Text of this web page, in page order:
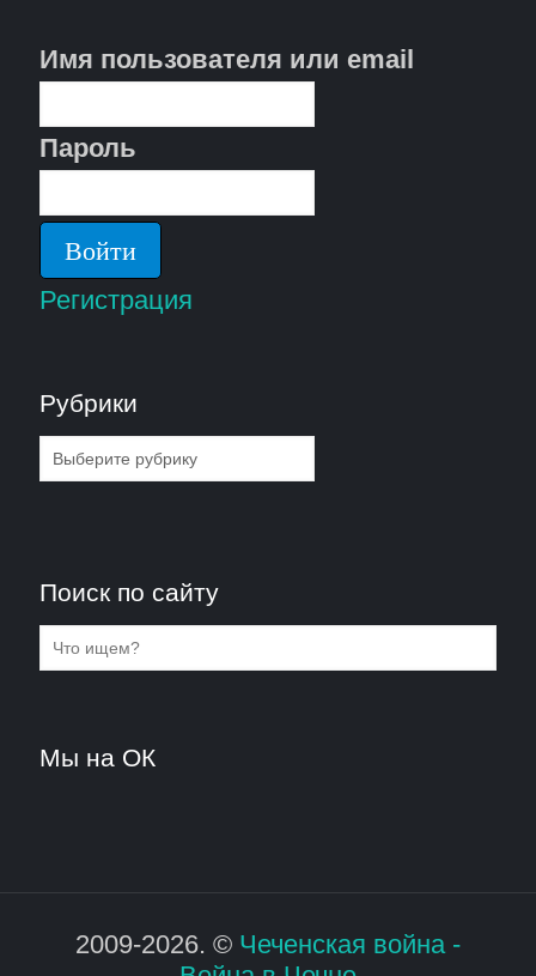
Имя пользователя или email
Пароль
Регистрация
Рубрики
Рубрики
Поиск по сайту
Мы на ОК
2009-2026. © Чеченская война -